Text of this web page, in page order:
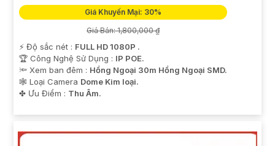
Giá Khuyến Mại: 30%
Giá Bán: 1,800,000 ₫
️⚡ Độ sắc nét : FULL HD 1080P .
🏆 Công Nghệ Sử Dụng : IP POE.
🔦 Xem ban đêm : Hồng Ngoại 30m Hồng Ngoại SMD.
🕸️ Loại Camera Dome Kim loại.
️✤ Ưu Điểm : Thu Âm.